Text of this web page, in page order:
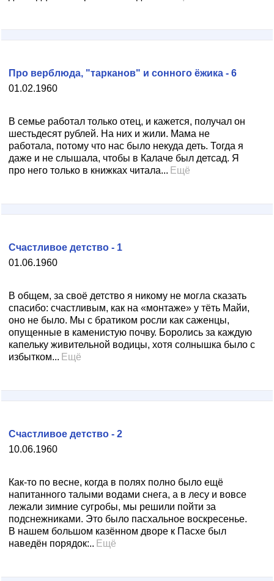
01.02.1960
Про верблюда, "тарканов" и сонного ёжика - 6
В семье работал только отец, и кажется, получал он
шестьдесят рублей. На них и жили. Мама не
работала, потому что нас было некуда деть. Тогда я
даже и не слышала, чтобы в Калаче был детсад. Я
про него только в книжках читала... Ещё
01.06.1960
Счастливое детство - 1
В общем, за своё детство я никому не могла сказать
спасибо: счастливым, как на «монтаже» у тёть Майи,
оно не было. Мы с братиком росли как саженцы,
опущенные в каменистую почву. Боролись за каждую
капельку живительной водицы, хотя солнышка было с
избытком... Ещё
10.06.1960
Счастливое детство - 2
Как-то по весне, когда в полях полно было ещё
напитанного талыми водами снега, а в лесу и вовсе
лежали зимние сугробы, мы решили пойти за
подснежниками. Это было пасхальное воскресенье.
В нашем большом казённом дворе к Пасхе был
наведён порядок:.. Ещё